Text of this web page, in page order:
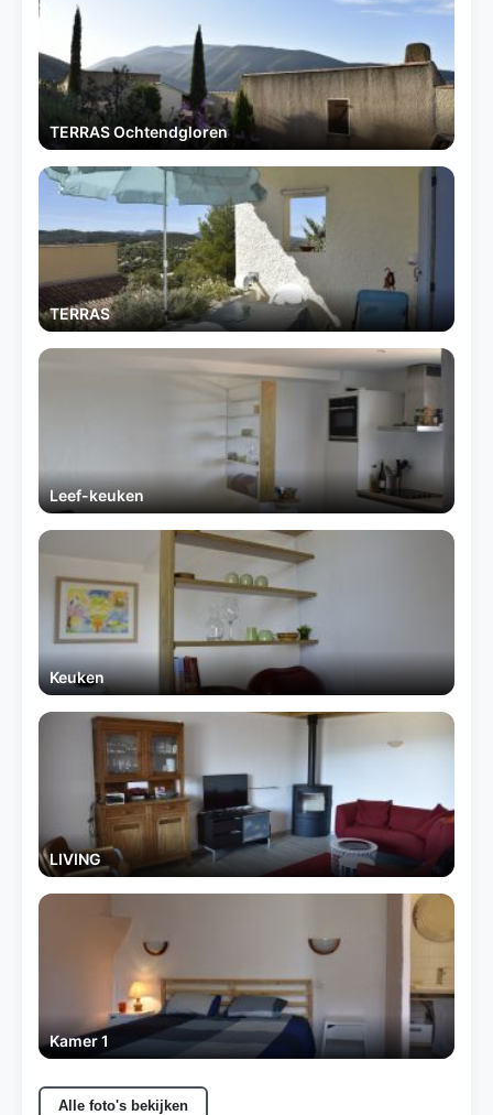
TERRAS Ochtendgloren
TERRAS
Leef-keuken
Keuken
LIVING
Kamer 1
Alle foto's bekijken